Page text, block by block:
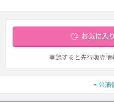
お気に入
登録すると先行販売
公演